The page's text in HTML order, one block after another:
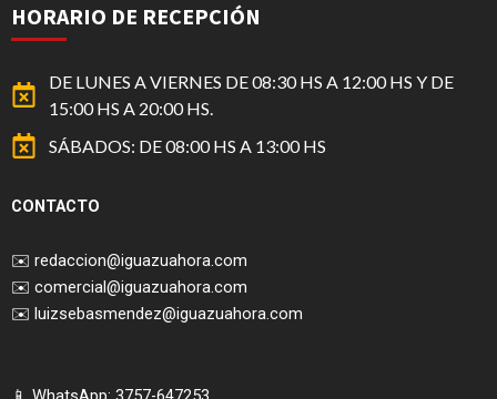
HORARIO DE RECEPCIÓN
DE LUNES A VIERNES DE 08:30 HS A 12:00 HS Y DE
15:00 HS A 20:00 HS.
SÁBADOS: DE 08:00 HS A 13:00 HS
CONTACTO
✉️ redaccion@iguazuahora.com
✉️ comercial@iguazuahora.com
✉️ luizsebasmendez@iguazuahora.com